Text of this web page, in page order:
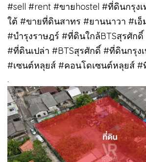
#sell #rent #ขายhostel #ที่ดินกรุง
ใต้ #ขายที่ดินสาทร #ยานนาวา #เอ็
#บำรุงราษฎร์ #ที่ดินใกล้BTSสุรศักดิ์
#ที่ดินเปล่า #BTSสุรศักดิ์ #ที่ดินกรุง
#เซนต์หลุยส์ #คอนโดเซนต์หลุยส์
.